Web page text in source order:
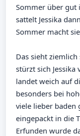
Sommer über gut
sattelt Jessika
Sommer macht
Das sieht
stürzt sich Jessika
landet weich auf
besonders bei
viele lieber baden
eingepackt in die
Erfunden wurde